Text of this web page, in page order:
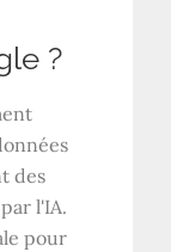
?
des
l'IA.
pour